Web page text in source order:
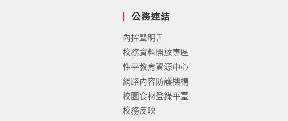
公務連結
內控聲明書
校務資料開放專區
性平教育資源中心
網路內容防護機構
校園食材登錄平臺
校務反映